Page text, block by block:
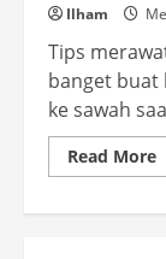
Ilham
Tips
banget buat
ke sawah
Read More